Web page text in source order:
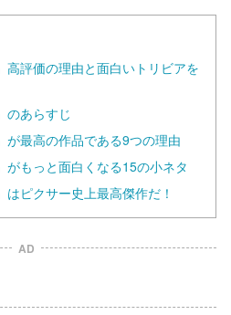
高評価の理由と面白いトリビアを
のあらすじ
が最高の作品である9つの理由
がもっと面白くなる15の小ネタ
はピクサー史上最高傑作だ！
AD